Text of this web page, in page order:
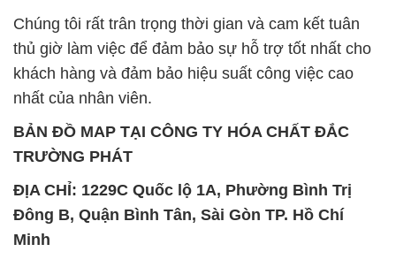
Chúng tôi rất trân trọng thời gian và cam kết tuân
thủ giờ làm việc để đảm bảo sự hỗ trợ tốt nhất cho
khách hàng và đảm bảo hiệu suất công việc cao
nhất của nhân viên.
BẢN ĐỒ MAP TẠI CÔNG TY HÓA CHẤT ĐẮC
TRƯỜNG PHÁT
ĐỊA CHỈ: 1229C Quốc lộ 1A, Phường Bình Trị
Đông B, Quận Bình Tân, Sài Gòn TP. Hồ Chí
Minh